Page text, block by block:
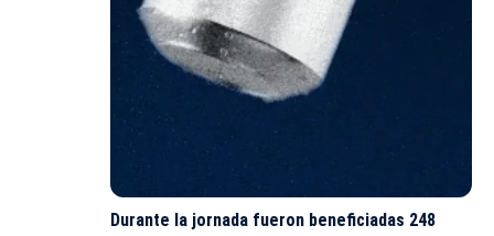
Durante la jornada fueron beneficiadas 248